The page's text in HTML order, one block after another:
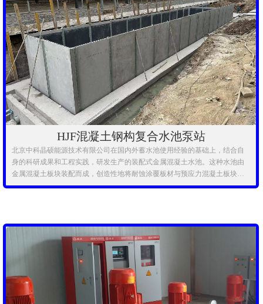
HJF混凝土钢构复合水池泵站
北京中科晶硕能源技术有限公司在国内外蓄水池使用经验的基础上，结合自
身的科研成果和工程实践，研发生产的装配式金属混凝土水池。这种水池由
金属混凝土板块装配而成，创造性地将耐蚀涂覆板材与预应力混凝土板块复
合在一起，既具有耐腐蚀性，又能够承受较高的压力。